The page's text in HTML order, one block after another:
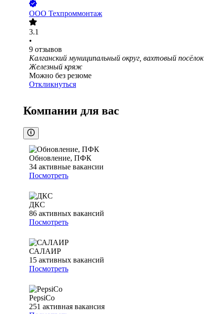
ООО Техпроммонтаж
3.1
•
9 отзывов
Калганский муниципальный округ, вахтовый посёлок
Железный кряж
Можно без резюме
Откликнуться
Компании для вас
Обновление, ПФК
34 активные вакансии
Посмотреть
ДКС
86 активных вакансий
Посмотреть
САЛАИР
15 активных вакансий
Посмотреть
PepsiCo
251 активная вакансия